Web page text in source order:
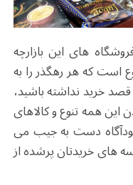
های این بازارچه
است که هر رهگذر را به
خرید نداشته باشید،
این همه تنوع و کالاهای
دست به جیب می
های خریدتان پرشده از